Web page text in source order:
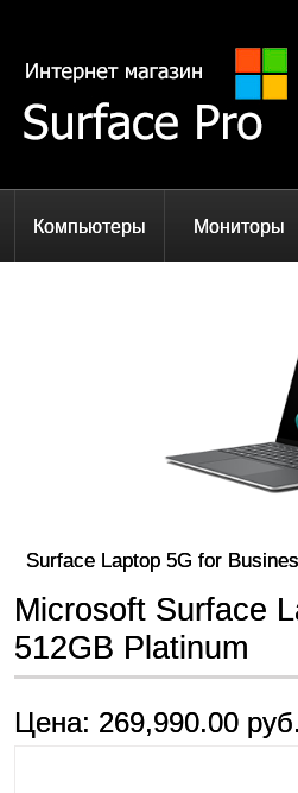
Компьютеры Мониторы
Surface Laptop 5G for
Microsoft Surface
512GB Platinum
Цена: 269,990.00 руб.